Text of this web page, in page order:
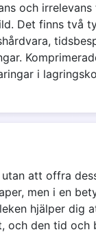
och
Det finns
i
att offra
men i en
hjälper
den tid